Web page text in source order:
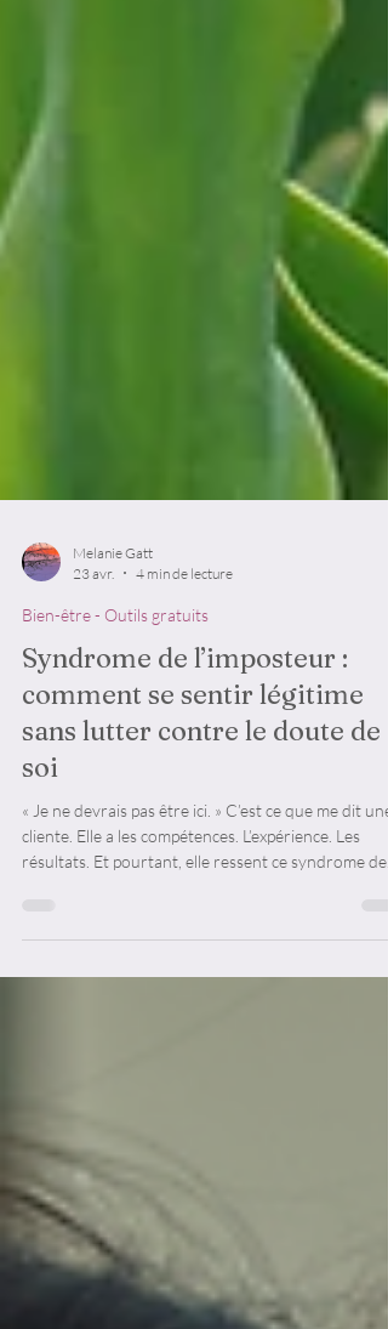
23 avr.
4 min de lecture
Bien-être - Outils gratuits
Syndrome de l’imposteur :
comment se sentir légitime
sans lutter contre le doute de
soi
« Je ne devrais pas être ici. » C’est ce que me dit une
l’imposteur.